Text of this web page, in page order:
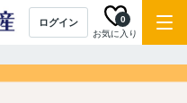
ログイン
お気に入り
0